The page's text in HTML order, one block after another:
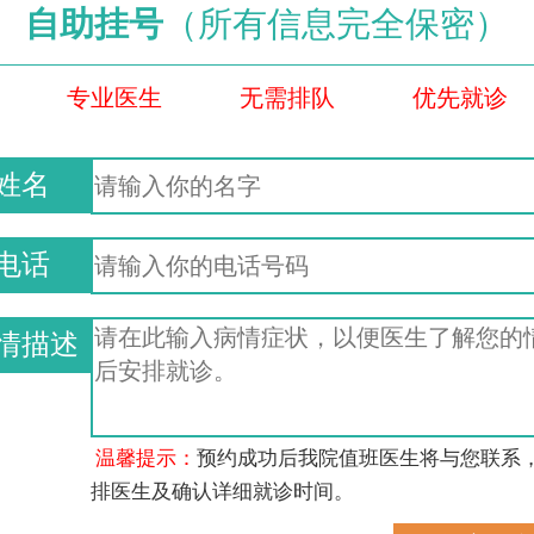
自助挂号 （所有信息完全保密）
专业医生 无需排队 优先就诊
名
话
描述
温馨提示：预约成功后我院值班医生将与您联系
排医生及确认详细就诊时间。